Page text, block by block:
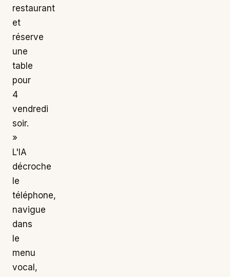
restaurant
et
réserve
une
table
pour
4
vendredi
soir.
»
L'IA
décroche
le
téléphone,
navigue
dans
le
menu
vocal,